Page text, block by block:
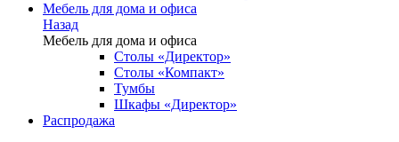
Мебель для дома и офиса
Назад
Мебель для дома и офиса
Столы «Директор»
Столы «Компакт»
Тумбы
Шкафы «Директор»
Распродажа